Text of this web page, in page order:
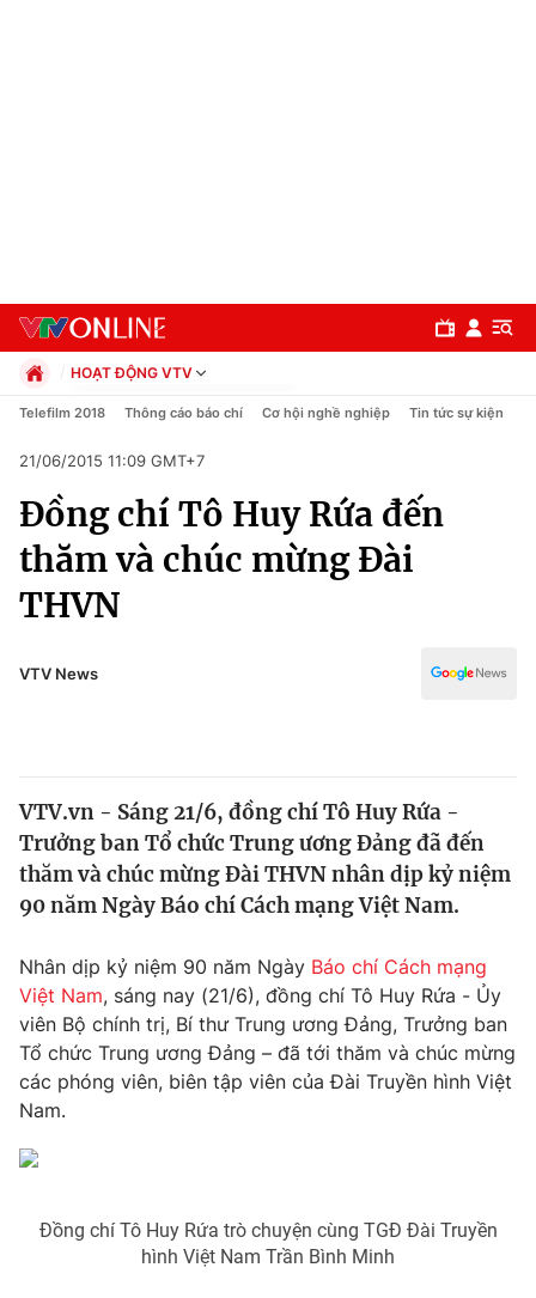
Chuyên mục
Chính trị
Xã hội
Pháp luật
Thế giới
Tin tức
Thế giới đó đây
Câu chuyện quốc tế
Kinh tế
Thị trường
Góc doanh nghiệp
Dữ liệu và đời sống
Truyền hình
Phim VTV
Hậu trường
Nhân vật
Khán giả
Giải trí
Điện ảnh
Sao
Đời sống
Du lịch
Giáo dục
HOẠT ĐỘNG VTV
Chính trị
Pháp luật
Kinh tế
Thể thao
Truyền hình
Văn hóa - Giải trí
Công nghệ
Telefilm 2018 Thông cáo báo chí Cơ hội nghề nghiệp Tin tức sự kiện
21/06/2015 11:09 GMT+7
Đồng chí Tô Huy Rứa đến
thăm và chúc mừng Đài
THVN
VTV News
VTV.vn - Sáng 21/6, đồng chí Tô Huy Rứa -
Trưởng ban Tổ chức Trung ương Đảng đã đến
thăm và chúc mừng Đài THVN nhân dịp kỷ niệm
90 năm Ngày Báo chí Cách mạng Việt Nam.
Nhân dịp kỷ niệm 90 năm Ngày Báo chí Cách mạng
Việt Nam, sáng nay (21/6), đồng chí Tô Huy Rứa - Ủy
viên Bộ chính trị, Bí thư Trung ương Đảng, Trưởng ban
Tổ chức Trung ương Đảng – đã tới thăm và chúc mừng
các phóng viên, biên tập viên của Đài Truyền hình Việt
Nam.
Đồng chí Tô Huy Rứa trò chuyện cùng TGĐ Đài Truyền
hình Việt Nam Trần Bình Minh